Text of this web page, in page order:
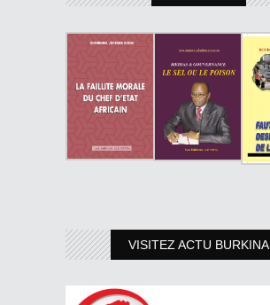
VISITEZ ACTU BURKINA